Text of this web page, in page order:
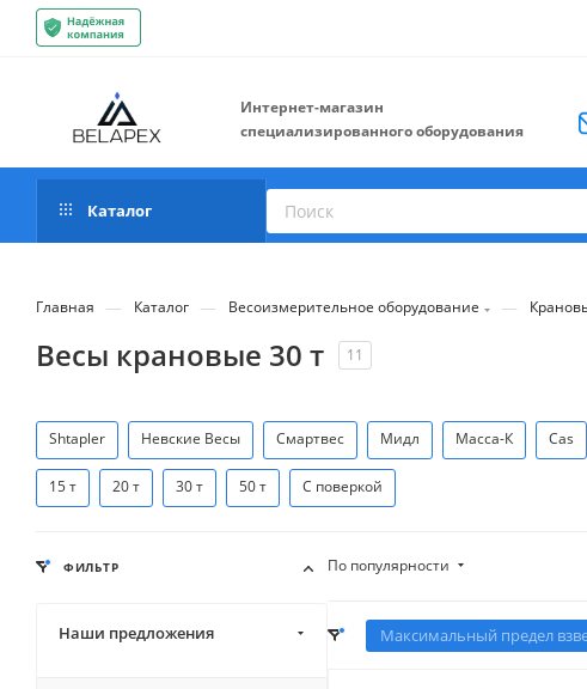
Интернет-магазин
специализированного оборудования
Каталог
Главная — Каталог — Весоизмерительное оборудование —
Весы крановые 30 т 11
Shtapler Невские Весы Смартвес Мидл Масса-К Cas
15 т 20 т 30 т 50 т С поверкой
По популярности
Максимальный предел
ФИЛЬТР
Наши предложения